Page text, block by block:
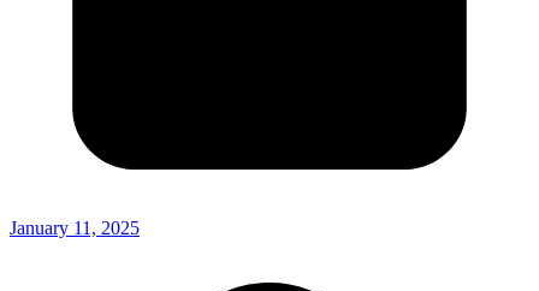
January 11, 2025